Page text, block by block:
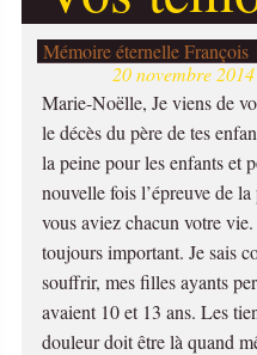
Mémoire éternelle François
20 novembre
Marie-Noëlle, Je viens de
le décès du père de tes
la peine pour les enfants et
nouvelle fois l’épreuve de
vous aviez chacun votre
toujours important. Je sais
souffrir, mes filles ayants
avaient 10 et 13 ans. Les
douleur doit être là quand